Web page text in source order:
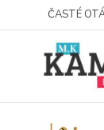
ČASTÉ